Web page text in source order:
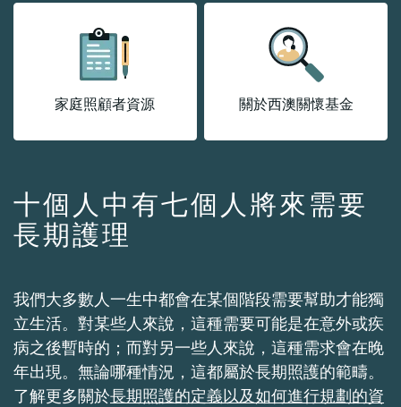
家庭照顧者資源 關於西澳關懷基金
十個人中有七個人將來需要
長期護理
我們大多數人一生中都會在某個階段需要幫助才能獨
立生活。對某些人來說，這種需要可能是在意外或疾
病之後暫時的；而對另一些人來說，這種需求會在晚
年出現。無論哪種情況，這都屬於長期照護的範疇。
了解更多關於長期照護的定義以及如何進行規劃的資